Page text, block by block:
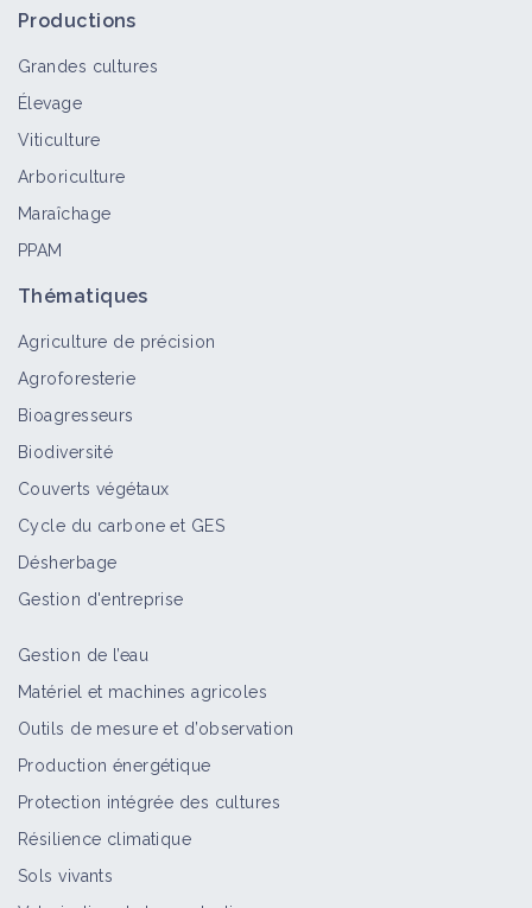
Productions
Grandes cultures
Élevage
Viticulture
Arboriculture
Maraîchage
PPAM
Thématiques
Agriculture de précision
Agroforesterie
Bioagresseurs
Biodiversité
Couverts végétaux
Cycle du carbone et GES
Désherbage
Gestion d'entreprise
Gestion de l’eau
Matériel et machines agricoles
Outils de mesure et d’observation
Production énergétique
Protection intégrée des cultures
Résilience climatique
Sols vivants